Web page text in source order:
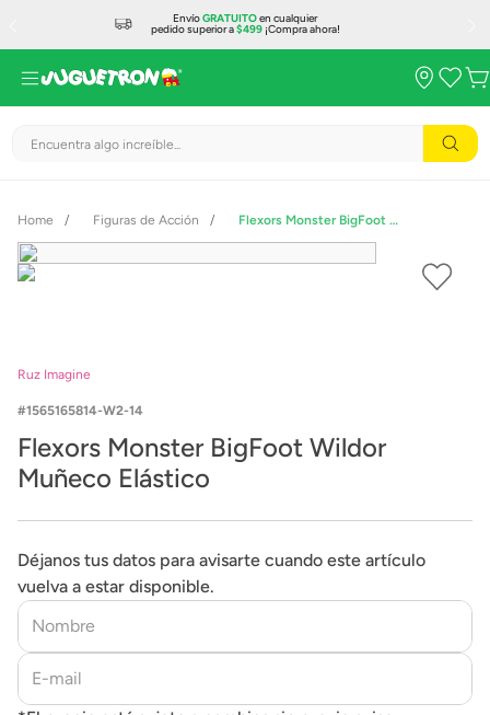
EnvíoGRATUITOen cualquier
pedido superior a$499¡Compra ahora!
Encuentra algo increíble...
Figuras de Acción Flexors Monster BigFoot Wildor Muñeco Elástico
Ruz Imagine
1565165814-W2-14
Flexors Monster BigFoot Wildor
Muñeco Elástico
Déjanos tus datos para avisarte cuando este artículo
vuelva a estar disponible.